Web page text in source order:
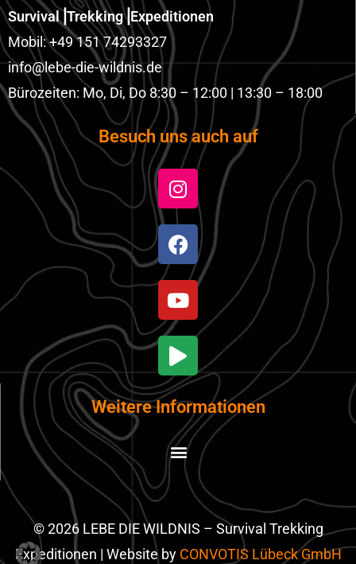
Survival⎟Trekking⎟Expeditionen
Mobil: +49 151 74293327
info@lebe-die-wildnis.de
Bürozeiten: Mo, Di, Do 8:30 – 12:00 | 13:30 – 18:00
Besuch uns auch auf
Weitere Informationen
© 2026 LEBE DIE WILDNIS – Survival Trekking
Expeditionen | Website by CONVOTIS Lübeck GmbH